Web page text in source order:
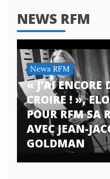
NEWS RFM
News RFM
« J’AI ENCORE
CROIRE ! »,
POUR RFM SA
AVEC JEAN-
GOLDMAN